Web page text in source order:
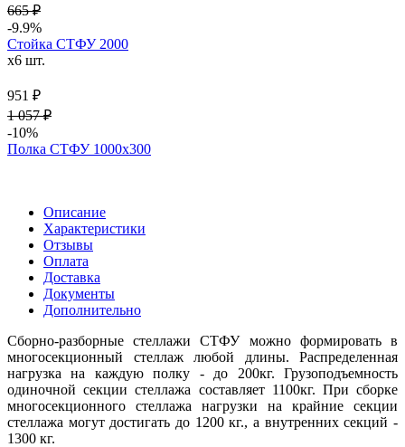
665 ₽
-9.9%
Стойка СТФУ 2000
x6 шт.
951 ₽
1 057 ₽
-10%
Полка СТФУ 1000х300
Описание
Характеристики
Отзывы
Оплата
Доставка
Документы
Дополнительно
Сборно-разборные стеллажи СТФУ можно формировать в
многосекционный стеллаж любой длины. Распределенная
нагрузка на каждую полку - до 200кг. Грузоподъемность
одиночной секции стеллажа составляет 1100кг. При сборке
многосекционного стеллажа нагрузки на крайние секции
стеллажа могут достигать до 1200 кг., а внутренних секций -
1300 кг.